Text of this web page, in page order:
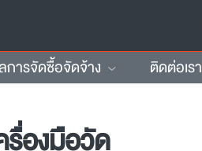
การจัดซื้อจัดจ้าง ติดต่อเรา
รื่องมือวัด